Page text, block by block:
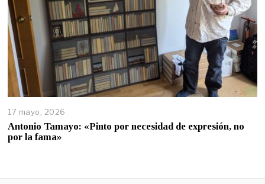
17 mayo, 2026
Antonio Tamayo: «Pinto por necesidad de expresión, no
por la fama»